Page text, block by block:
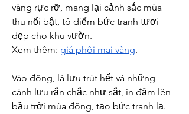
vàng rực rỡ, mang lại cảnh sắc mùa
thu nổi bật, tô điểm bức tranh tươi
đẹp cho khu vườn.
Xem thêm: giá phôi mai vàng.
Vào đông, lá lựu trút hết và những
cành lựu rắn chắc như sắt, in đậm lên
bầu trời mùa đông, tạo bức tranh lạ.